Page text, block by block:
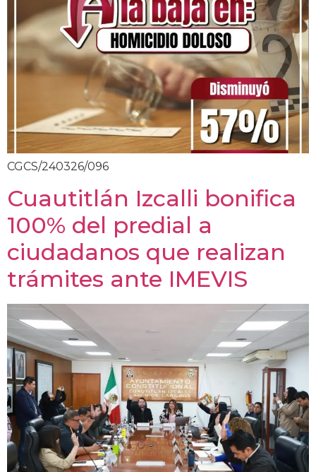
CGCS/240326/096
Cuautitlán Izcalli bonifica
100% del predial a
ciudadanos que realizan
trámites ante IMEVIS